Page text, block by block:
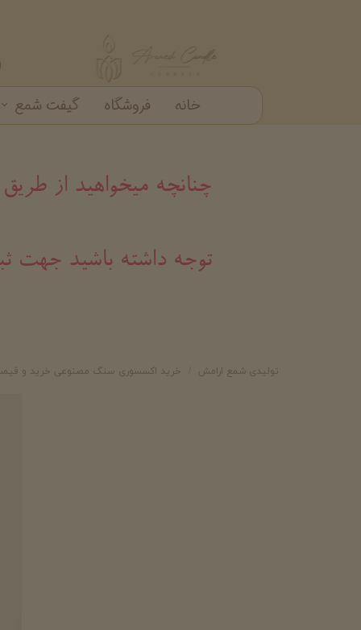
خانه فروشگاه گیفت شمع
تولیدی شمع ارامش خرید اکسسوری سنگ مصنوعی خرید و
چنانچه میخواهید از
​​​​​​​توجه داشته باشید جهت